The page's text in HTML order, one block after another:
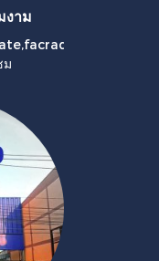
งาม
ม